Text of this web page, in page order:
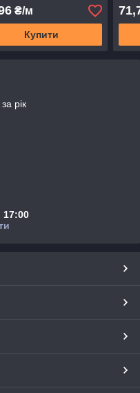
₴/м
Купити
рік
17:00